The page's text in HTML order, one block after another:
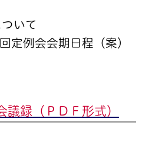
いて
例会会期日程（案）
議録（ＰＤＦ形式）